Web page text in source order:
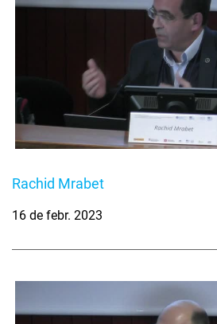
Rachid Mrabet
16 de febr. 2023